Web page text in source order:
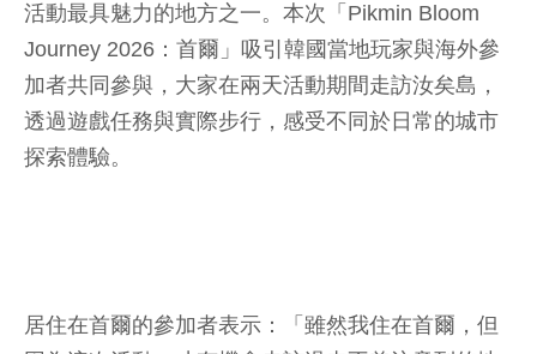
活動最具魅力的地方之一。本次「Pikmin Bloom
Journey 2026：首爾」吸引韓國當地玩家與海外參
加者共同參與，大家在兩天活動期間走訪汝矣島，
透過遊戲任務與實際步行，感受不同於日常的城市
探索體驗。
居住在首爾的參加者表示：「雖然我住在首爾，但